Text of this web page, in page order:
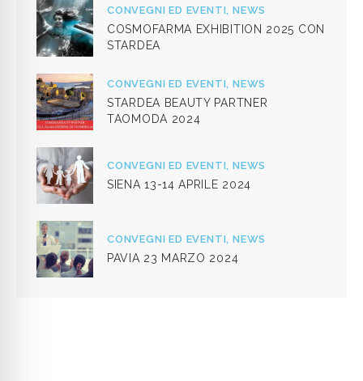
CONVEGNI ED EVENTI,NEWS
COSMOFARMA EXHIBITION 2025 CON
STARDEA
CONVEGNI ED EVENTI,NEWS
STARDEA BEAUTY PARTNER
TAOMODA 2024
CONVEGNI ED EVENTI,NEWS
SIENA 13-14 APRILE 2024
CONVEGNI ED EVENTI,NEWS
PAVIA 23 MARZO 2024